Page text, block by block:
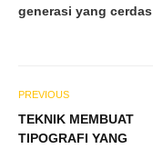
generasi yang
PREVIOUS
TEKNIK MEMBUAT
TIPOGRAFI YANG